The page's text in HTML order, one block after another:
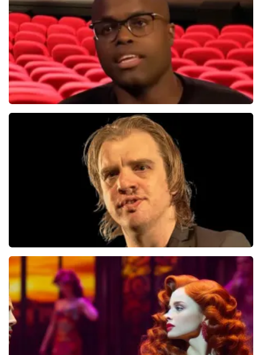
BEKIJKEN
Jandino Asporaat
499+reviews
BEKIJKEN
Jan Jaap Van Der Wal
49
BEKIJKEN